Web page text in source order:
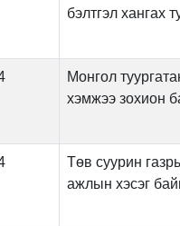
бэлтгэл хангах
Монгол
хэмжээ зохион
Төв суурин
ажлын хэсэг